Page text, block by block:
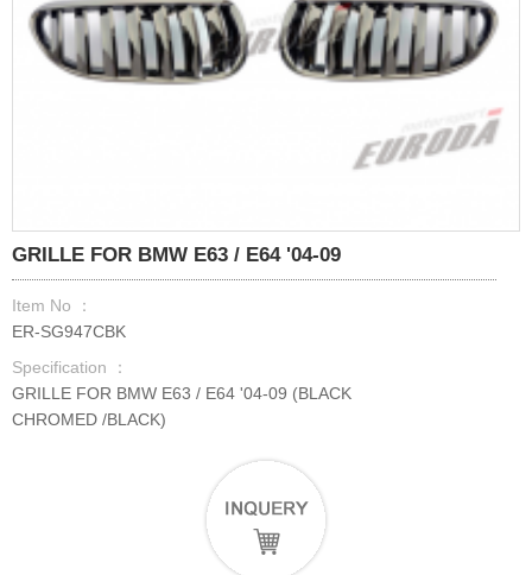
GRILLE FOR BMW E63 / E64 '04-09
Item No ：
ER-SG947CBK
Specification ：
GRILLE FOR BMW E63 / E64 '04-09 (BLACK
CHROMED /BLACK)